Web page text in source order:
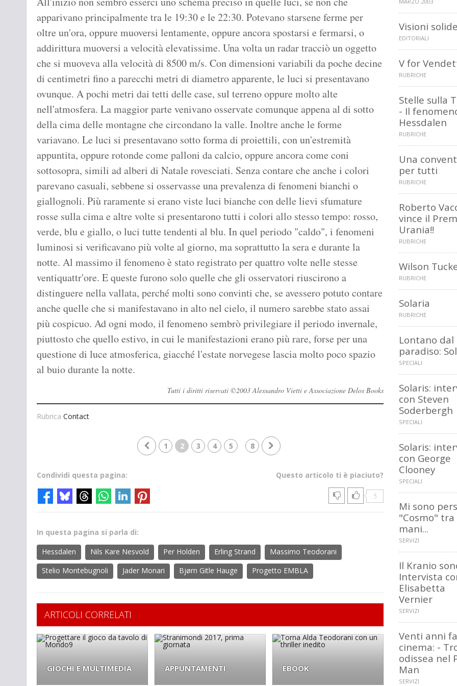
apparivano principalmente tra le 19:30 e le 22:30. Potevano starsene ferme per
oltre un'ora, oppure muoversi lentamente, oppure ancora spostarsi e fermarsi, o
addirittura muoversi a velocità elevatissime. Una volta un radar tracciò un oggetto
che si muoveva alla velocità di 8500 m/s. Con dimensioni variabili da poche decine
di centimetri fino a parecchi metri di diametro apparente, le luci si presentavano
ovunque. A pochi metri dai tetti delle case, sul terreno oppure molto alte
nell'atmosfera. La maggior parte venivano osservate comunque appena al di sotto
della cima delle montagne che circondano la valle. Inoltre anche le forme
variavano. Le luci si presentavano sotto forma di proiettili, con un'estremità
appuntita, oppure rotonde come palloni da calcio, oppure ancora come coni
sottosopra, simili ad alberi di Natale rovesciati. Senza contare che anche i colori
parevano casuali, sebbene si osservasse una prevalenza di fenomeni bianchi o
giallognoli. Più raramente si erano viste luci bianche con delle lievi sfumature
rosse sulla cima e altre volte si presentarono tutti i colori allo stesso tempo: rosso,
verde, blu e giallo, o luci tutte tendenti al blu. In quel periodo "caldo", i fenomeni
luminosi si verificavano più volte al giorno, ma soprattutto la sera e durante la
notte. Al massimo il fenomeno è stato registrato per quattro volte nelle stesse
ventiquattr'ore. E queste furono solo quelle che gli osservatori riuscirono a
distinguere nella vallata, perché molti sono convinti che, se avessero potuto contare
anche quelle che si manifestavano in alto nel cielo, il numero sarebbe stato assai
più cospicuo. Ad ogni modo, il fenomeno sembrò privilegiare il periodo invernale,
piuttosto che quello estivo, in cui le manifestazioni erano più rare, forse per una
questione di luce atmosferica, giacché l'estate norvegese lascia molto poco spazio
al buio durante la notte.
Tutti i diritti riservati ©2003 Alessandro Vietti e Associazione Delos Books
Rubrica Contact
1 2 3 4 5 8
Questo articolo ti è piaciuto?
5
Condividi questa pagina:
In questa pagina si parla di:
Hessdalen
Nils Kare Nesvold Per Holden Erling Strand
Massimo Teodorani
Stelio Montebugnoli
Jader Monari Bjørn Gitle Hauge Progetto EMBLA
ARTICOLI CORRELATI
GIOCHI E MULTIMEDIA APPUNTAMENTI EBOOK
Visioni
EDITORIALI
V for
RUBRICHE
Stelle sulla
- Il
Hessdalen
RUBRICHE
Una
per tutti
RUBRICHE
Roberto
vince il
Urania!!
RUBRICHE
Wilson
RUBRICHE
Solaria
RUBRICHE
Lontano dal
paradiso:
SPECIALI
Solaris:
con Steven
Soderbergh
SPECIALI
Solaris:
con George
Clooney
SPECIALI
Mi sono
"Cosmo" tra
mani...
SERVIZI
Il Kranio
Intervista
Elisabetta
Vernier
SERVIZI
Venti anni
cinema: -
odissea nel
Man
SERVIZI